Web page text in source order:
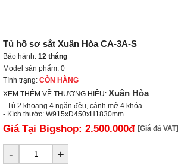
Tủ hồ sơ sắt Xuân Hòa CA-3A-S
Bảo hành: 12 tháng
Model sản phẩm: 0
Tình trạng: CÒN HÀNG
XEM THÊM VỀ THƯƠNG HIỆU: Xuân Hòa
- Tủ 2 khoang 4 ngăn đều, cánh mở 4 khóa
- Kích thước: W915xD450xH1830mm
Giá Tại Bigshop: 2.500.000đ [Giá đã VAT]
- +